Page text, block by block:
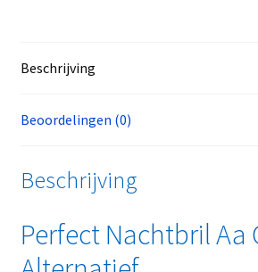
Beschrijving
Beoordelingen (0)
Beschrijving
Perfect Nachtbril Aa